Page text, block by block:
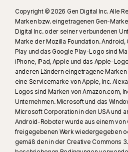
Copyright © 2026 Gen Digital Inc. Alle
Marken bzw. eingetragenen Gen-
Digital Inc. oder seiner verbundenen
Marke der Mozilla Foundation.
Play und das Google Play-Logo sind
iPhone, iPad, Apple und das Apple-
anderen Ländern eingetragene
eine Servicemarke von Apple, Inc.
Logos sind Marken von Amazon.com,
Unternehmen. Microsoft und das
Microsoft Corporation in den USA und
Android-Roboter wurde aus einem von
freigegebenen Werk wiedergegeben
gemäß den in der Creative Commons